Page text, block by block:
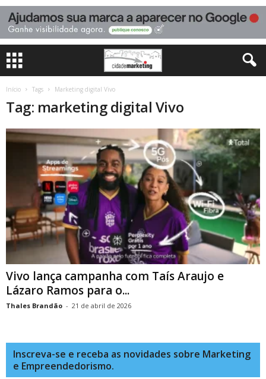
Início Tags Marketing digital Vivo
Tag: marketing digital Vivo
Vivo lança campanha com Taís Araujo e
Lázaro Ramos para o...
Thales Brandão - 21 de abril de 2026
Inscreva-se e receba as novidades sobre Marketing
e Empreendedorismo.